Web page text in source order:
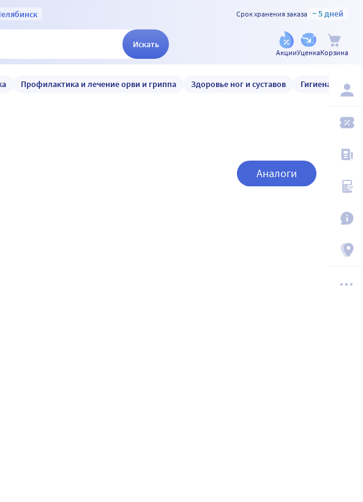
Срок хранения заказа ~ 5 дней
Искать
АкцииУценкаКорзина
Профилактика и лечение орви и гриппа Здоровье ног и суставов Гигиена и уход
Аналоги